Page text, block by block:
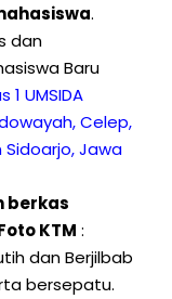
.
dan
Baru
1 UMSIDA
Celep,
Jawa
berkas
KTM :
dan Berjilbab
bersepatu.